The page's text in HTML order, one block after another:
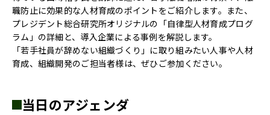
職防止に効果的な人材育成のポイントをご紹介します。また、
プレジデント総合研究所オリジナルの「自律型人材育成プログ
ラム」の詳細と、導入企業による事例を解説します。
「若手社員が辞めない組織づくり」に取り組みたい人事や人材
育成、組織開発のご担当者様は、ぜひご参加ください。
当日のアジェンダ